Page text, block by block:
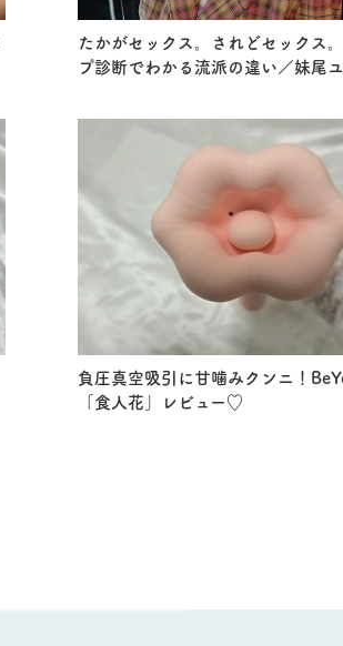
たかがセックス。されどセックス
プ診断でわかる流派の違い／妹尾
負圧真空吸引に甘噛みクンニ！
「食人花」レビュー♡